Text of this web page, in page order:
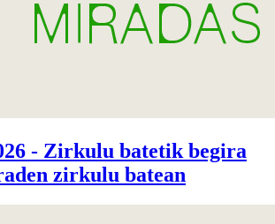
- Zirkulu batetik begira
zirkulu batean